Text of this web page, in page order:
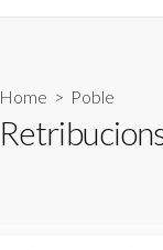
Home > Poble